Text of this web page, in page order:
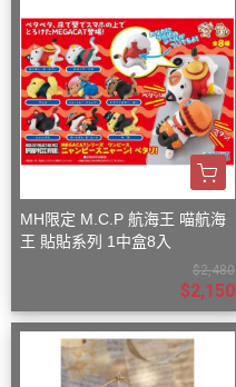
MH限定 M.C.P 航海王 喵航海
王 貼貼系列 1中盒8入
$2,480
$2,150